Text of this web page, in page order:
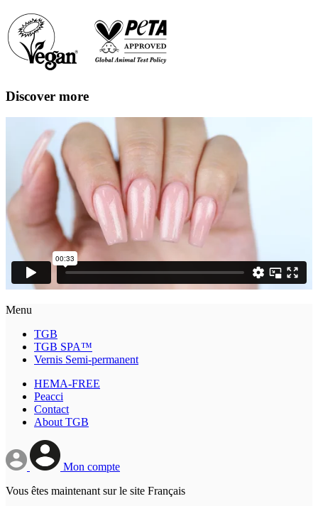
Discover more
Menu
TGB
TGB SPA™
Vernis Semi-permanent
HEMA-FREE
Peacci
Contact
About TGB
Mon compte
Vous êtes maintenant sur le site Français